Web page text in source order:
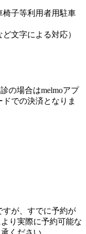
椅子等利用者用駐車
文字による対応）
の場合はmelmoアプ
での決済となりま
が、すでに予約が
り実際に予約可能な
ください